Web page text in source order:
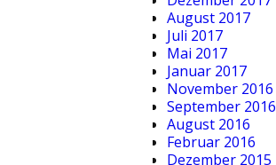
August 2017
Juli 2017
Mai 2017
Januar 2017
November 2016
September 2016
August 2016
Februar 2016
Dezember 2015